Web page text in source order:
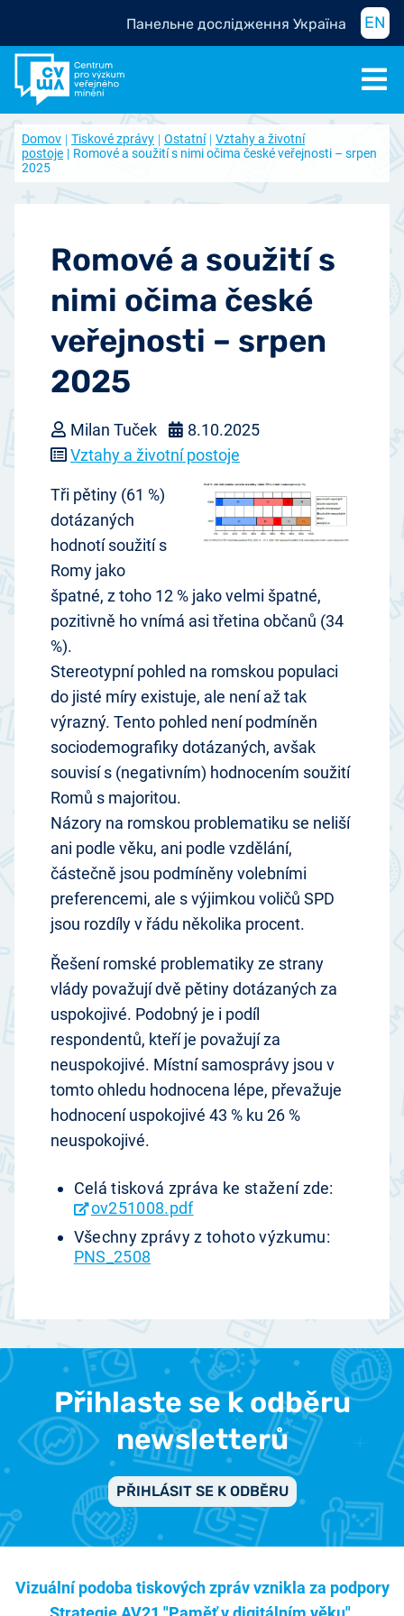
Панельне дослідження Україна EN
Domov Tiskové zprávy Ostatní
Vztahy a životní
postoje
Romové a soužití s nimi očima české veřejnosti – srpen
2025
Romové a soužití s
nimi očima české
veřejnosti – srpen
2025
Milan Tuček
8.10.2025
Vztahy a životní postoje
Tři pětiny (61 %)
dotázaných
hodnotí soužití s
Romy jako
špatné, z toho 12 % jako velmi špatné,
pozitivně ho vnímá asi třetina občanů (34
%).
Stereotypní pohled na romskou populaci
do jisté míry existuje, ale není až tak
výrazný. Tento pohled není podmíněn
sociodemografiky dotázaných, avšak
souvisí s (negativním) hodnocením soužití
Romů s majoritou.
Názory na romskou problematiku se neliší
ani podle věku, ani podle vzdělání,
částečně jsou podmíněny volebními
preferencemi, ale s výjimkou voličů SPD
jsou rozdíly v řádu několika procent.
Řešení romské problematiky ze strany
vlády považují dvě pětiny dotázaných za
uspokojivé. Podobný je i podíl
respondentů, kteří je považují za
neuspokojivé. Místní samosprávy jsou v
tomto ohledu hodnocena lépe, převažuje
hodnocení uspokojivé 43 % ku 26 %
neuspokojivé.
Celá tisková zpráva ke stažení zde:
ov251008.pdf
Všechny zprávy z tohoto výzkumu:
PNS_2508
Přihlaste se k odběru
newsletterů
PŘIHLÁSIT SE K ODBĚRU
Vizuální podoba tiskových zpráv vznikla za podpory